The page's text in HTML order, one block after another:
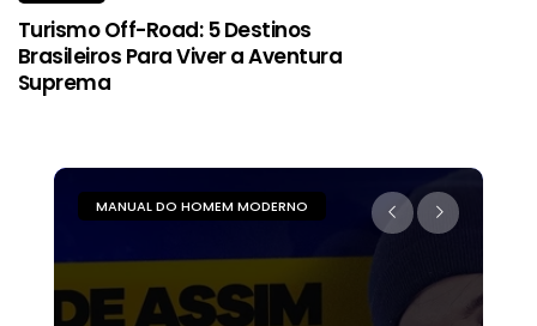
Turismo Off-Road: 5 Destinos
Brasileiros Para Viver a Aventura
Suprema
MANUAL DO HOMEM MODERNO